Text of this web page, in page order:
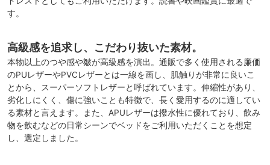
す。
高級感を追求し、こだわり抜いた素材。
本物以上のつや感や皺が高級感を演出。通販で多く使用される廉価
のPUレザーやPVCレザーとは一線を画し、肌触りが非常に良いこ
とから、スーパーソフトレザーと呼ばれています。伸縮性があり、
劣化しにくく、傷に強いことも特徴で、長く愛用するのに適してい
る素材と言えます。また、APUレザーは撥水性に優れており、飲み
物を飲むなどの日常シーンでベッドをご利用いただくことを想定
し、選定しました。